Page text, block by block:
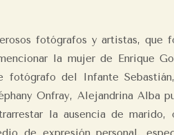
fotógrafos y artistas, que
la mujer de Enrique
fotógrafo del Infante
Onfray, Alejandrina Alba
la ausencia de marido,